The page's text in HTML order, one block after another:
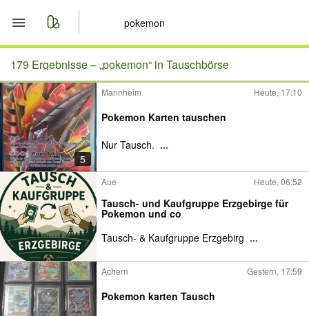
Start
Merkliste
Nachrichten
Anzeige aufgeben
179 Ergebnisse –„pokemon“ in Tauschbörse
5
Mannheim Heute, 17:10
Pokemon Karten tauschen
Nur Tausch. ...
Aue Heute, 06:52
Tausch- und Kaufgruppe Erzgebirge für
Pokemon und co
Tausch- & Kaufgruppe Erzgebirg ...
Achern Gestern, 17:59
Pokemon karten Tausch